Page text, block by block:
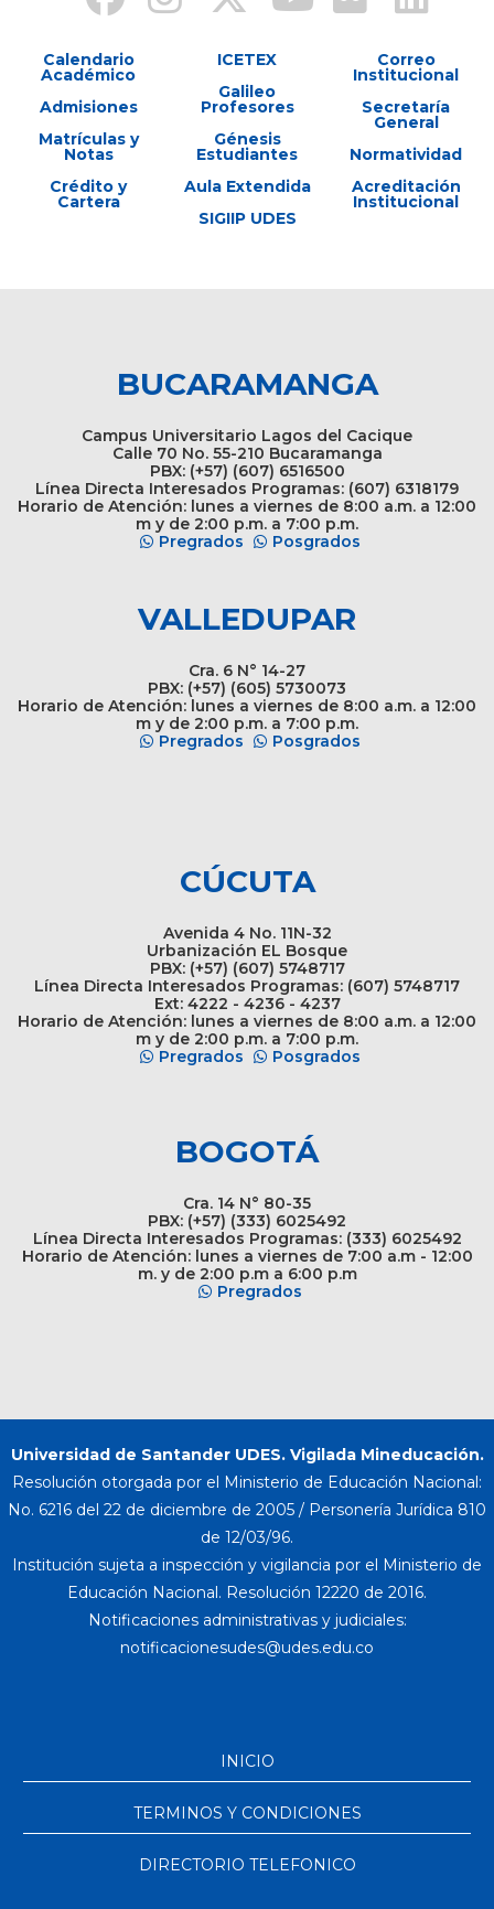
Calendario
Académico
Admisiones
Matrículas y
Notas
Crédito y
Cartera
ICETEX
Galileo
Profesores
Génesis
Estudiantes
Aula Extendida
SIGIIP UDES
Correo
Institucional
Secretaría
General
Normatividad
Acreditación
Institucional
BUCARAMANGA
Campus Universitario Lagos del Cacique
Calle 70 No. 55-210 Bucaramanga
PBX: (+57) (607) 6516500
Línea Directa Interesados Programas: (607) 6318179
Horario de Atención: lunes a viernes de 8:00 a.m. a 12:00
m y de 2:00 p.m. a 7:00 p.m.
Pregrados
Posgrados
VALLEDUPAR
Cra. 6 N° 14-27
PBX: (+57) (605) 5730073
Horario de Atención: lunes a viernes de 8:00 a.m. a 12:00
m y de 2:00 p.m. a 7:00 p.m.
Pregrados
Posgrados
CÚCUTA
Avenida 4 No. 11N-32
Urbanización EL Bosque
PBX: (+57) (607) 5748717
Línea Directa Interesados Programas: (607) 5748717
Ext: 4222 - 4236 - 4237
Horario de Atención: lunes a viernes de 8:00 a.m. a 12:00
m y de 2:00 p.m. a 7:00 p.m.
Pregrados
Posgrados
BOGOTÁ
Cra. 14 N° 80-35
PBX: (+57) (333) 6025492
Línea Directa Interesados Programas: (333) 6025492
Horario de Atención: lunes a viernes de 7:00 a.m - 12:00
m. y de 2:00 p.m a 6:00 p.m
Pregrados
Universidad de Santander UDES. Vigilada Mineducación.
Resolución otorgada por el Ministerio de Educación Nacional:
No. 6216 del 22 de diciembre de 2005 / Personería Jurídica 810
de 12/03/96.
Institución sujeta a inspección y vigilancia por el Ministerio de
Educación Nacional. Resolución 12220 de 2016.
Notificaciones administrativas y judiciales:
INICIO
TERMINOS Y CONDICIONES
DIRECTORIO TELEFONICO